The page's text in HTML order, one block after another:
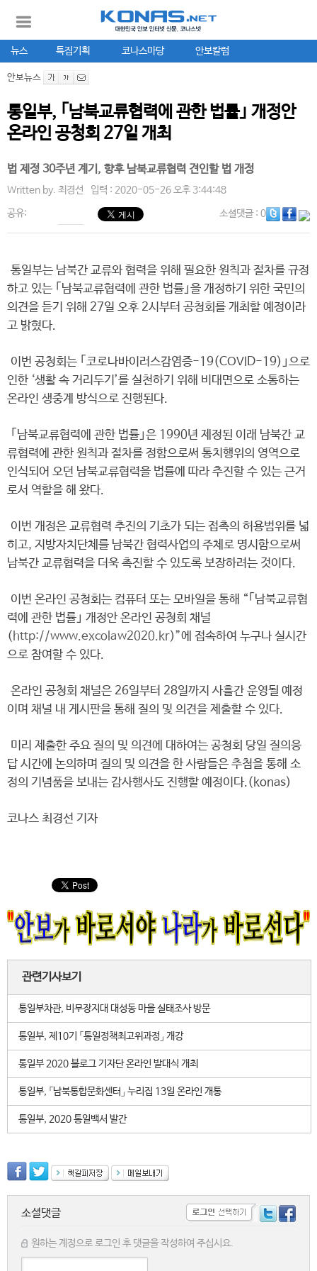
뉴스 특집기획 코나스마당 안보칼럼
안보뉴스
통일부, ｢남북교류협력에 관한 법률｣ 개정안
온라인 공청회 27일 개최
법 제정 30주년 계기, 향후 남북교류협력 견인할 법 개정
Written by. 최경선 입력 : 2020-05-26 오후 3:44:48
공유: 소셜댓글: 0
통일부는 남북간 교류와 협력을 위해 필요한 원칙과 절차를 규정
하고 있는 ｢남북교류협력에 관한 법률｣을 개정하기 위한 국민의
의견을 듣기 위해 27일 오후 2시부터 공청회를 개최할 예정이라
고 밝혔다.
이번 공청회는 ｢코로나바이러스감염증-19(COVID-19)｣으로
인한 ‘생활 속 거리두기’를 실천하기 위해 비대면으로 소통하는
온라인 생중계 방식으로 진행된다.
｢남북교류협력에 관한 법률｣은 1990년 제정된 이래 남북간 교
류협력에 관한 원칙과 절차를 정함으로써 통치행위의 영역으로
인식되어 오던 남북교류협력을 법률에 따라 추진할 수 있는 근거
로서 역할을 해 왔다.
이번 개정은 교류협력 추진의 기초가 되는 접촉의 허용범위를 넓
히고, 지방자치단체를 남북간 협력사업의 주체로 명시함으로써
남북간 교류협력을 더욱 촉진할 수 있도록 보장하려는 것이다.
이번 온라인 공청회는 컴퓨터 또는 모바일을 통해 “｢남북교류협
력에 관한 법률｣ 개정안 온라인 공청회 채널
( http://www.excolaw2020.kr)”에 접속하여 누구나 실시간
으로 참여할 수 있다.
온라인 공청회 채널은 26일부터 28일까지 사흘간 운영될 예정
이며 채널 내 게시판을 통해 질의 및 의견을 제출할 수 있다.
미리 제출한 주요 질의 및 의견에 대하여는 공청회 당일 질의응
답 시간에 논의하며 질의 및 의견을 한 사람들은 추첨을 통해 소
정의 기념품을 보내는 감사행사도 진행할 예정이다.(konas)
코나스 최경선 기자
관련기사보기
통일부차관, 비무장지대 대성동 마을 실태조사 방문
통일부, 제10기 「통일정책최고위과정」 개강
통일부 2020 블로그 기자단 온라인 발대식 개최
통일부, 「남북통합문화센터」 누리집 13일 온라인 개통
통일부, 2020 통일백서 발간
소셜댓글
원하는 계정으로 로그인 후 댓글을 작성하여 주십시요.